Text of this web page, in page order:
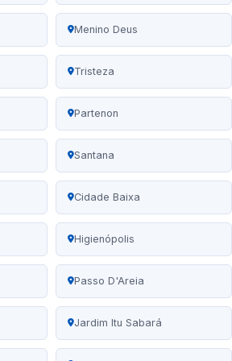
Menino Deus
Tristeza
Partenon
Santana
Cidade Baixa
Higienópolis
Passo D'Areia
Jardim Itu Sabará